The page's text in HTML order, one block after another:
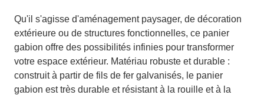
Qu'il s'agisse d'aménagement paysager, de décoration
extérieure ou de structures fonctionnelles, ce panier
gabion offre des possibilités infinies pour transformer
votre espace extérieur. Matériau robuste et durable :
construit à partir de fils de fer galvanisés, le panier
gabion est très durable et résistant à la rouille et à la